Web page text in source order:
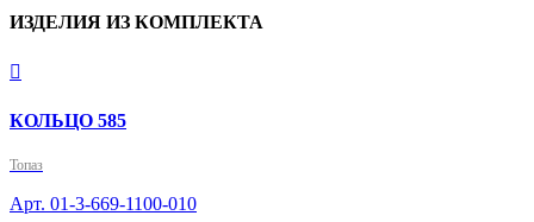
ИЗДЕЛИЯ ИЗ КОМПЛЕКТА

КОЛЬЦО 585
Топаз
Арт. 01-3-669-1100-010